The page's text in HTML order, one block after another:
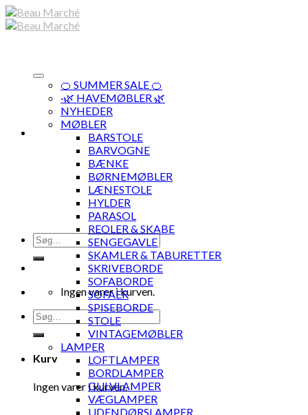
Skip
to
Søg
efter:
Ingen varer i kurven.
Søg
efter:
Kurv
Ingen varer i kurven.
🍊 SUMMER SALE 🍊
·🌿 HAVEMØBLER 🌿
NYHEDER
MØBLER
BARSTOLE
BARVOGNE
BÆNKE
BØRNEMØBLER
LÆNESTOLE
HYLDER
PARASOL
REOLER & SKABE
SENGEGAVLE
SKAMLER & TABURETTER
SKRIVEBORDE
SOFABORDE
SOFAER
SPISEBORDE
STOLE
VINTAGEMØBLER
LAMPER
LOFTLAMPER
BORDLAMPER
GULVLAMPER
VÆGLAMPER
UDENDØRSLAMPER